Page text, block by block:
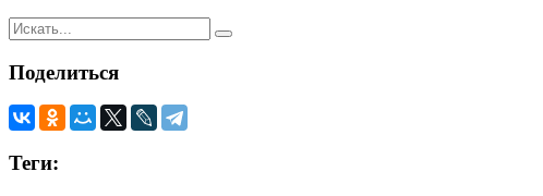
Поделиться
Теги: